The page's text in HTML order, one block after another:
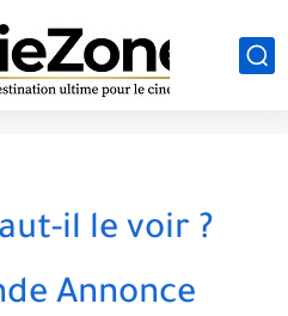
il le voir ?
Annonce